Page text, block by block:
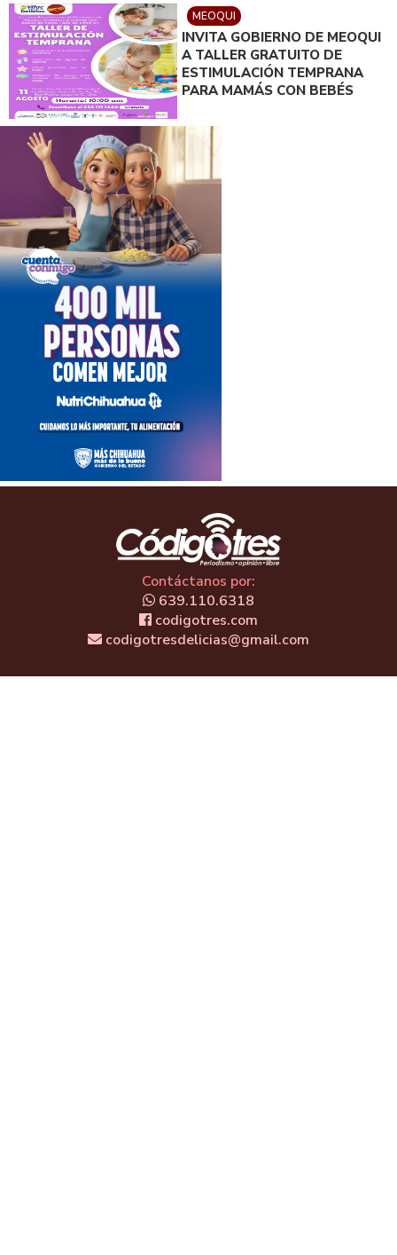
MEOQUI
INVITA GOBIERNO DE MEOQUI
A TALLER GRATUITO DE
ESTIMULACIÓN TEMPRANA
PARA MAMÁS CON BEBÉS
Contáctanos por:
639.110.6318
codigotres.com
codigotresdelicias@gmail.com